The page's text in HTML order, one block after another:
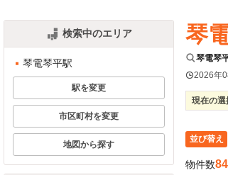
検索中のエリア
琴電琴平駅
駅を変更
市区町村を変更
地図から探す
琴
琴電琴
2026年
現在の選
並び替え
物件数84